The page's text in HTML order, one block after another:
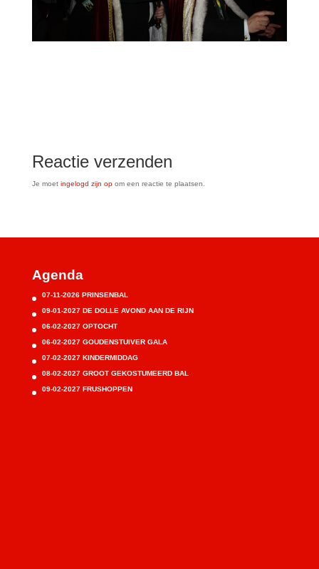
Reactie verzenden
Je moet ingelogd zijn opom een reactie te plaatsen.
Agenda
07-11-2026 PRINSENBAL
09-01-2027 DE DOLLE AVOND AAN DE RIJN
06-02-2027 OPTOCHT
06-02-2027 GOUDENSTUIVER GALA
07-02-2027 KINDERMIDDAG
08-02-2027 GROOT GEKOSTUMEERD BAL
09-02-2027 FRUSHOPPEN